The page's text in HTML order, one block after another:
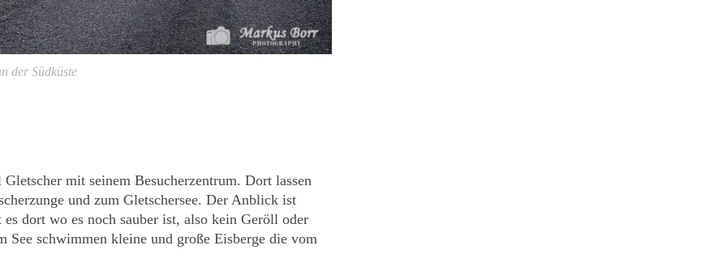
der Südküste
mit seinem Besucherzentrum. Dort lassen
und zum Gletschersee. Der Anblick ist
dort wo es noch sauber ist, also kein Geröll oder
schwimmen kleine und große Eisberge die vom